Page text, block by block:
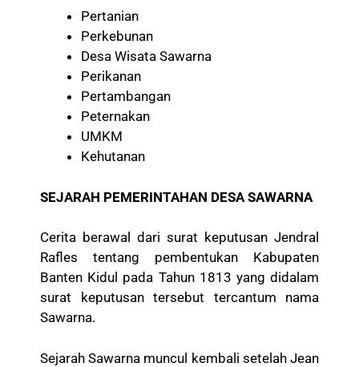
Pertanian
Perkebunan
Desa Wisata Sawarna
Perikanan
Pertambangan
Peternakan
UMKM
Kehutanan
SEJARAH PEMERINTAHAN DESA SAWARNA
Cerita berawal dari surat keputusan Jendral
Rafles tentang pembentukan Kabupaten
Banten Kidul pada Tahun 1813 yang didalam
surat keputusan tersebut tercantum nama
Sawarna.
Sejarah Sawarna muncul kembali setelah Jean